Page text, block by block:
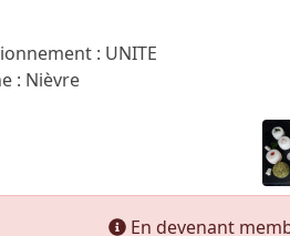
: UNITE
: Nièvre
En devenant